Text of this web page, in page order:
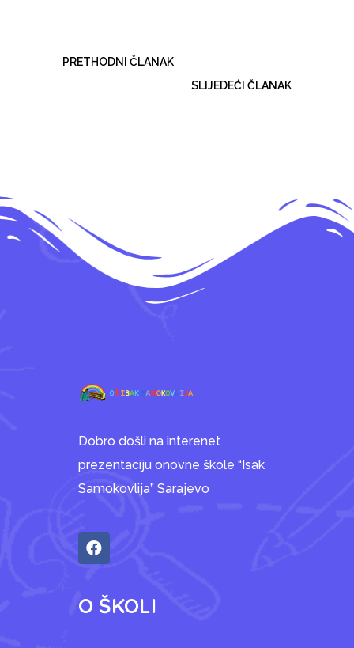
PRETHODNI ČLANAK
SLIJEDEĆI ČLANAK
Dobro došli na interenet
prezentaciju onovne škole “Isak
Samokovlija” Sarajevo
O ŠKOLI